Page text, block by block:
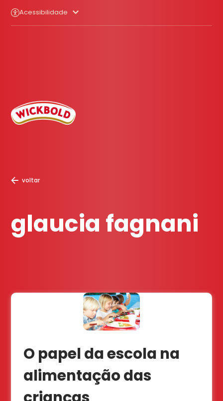
Acessibilidade
voltar
glaucia fagnani
O papel da escola na
alimentação das